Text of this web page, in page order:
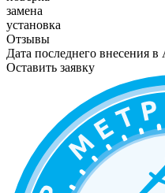
замена
установка
Отзывы
Дата последнего внесения в
Оставить заявку